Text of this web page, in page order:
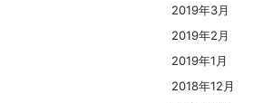
2019年3月
2019年2月
2019年1月
2018年12月